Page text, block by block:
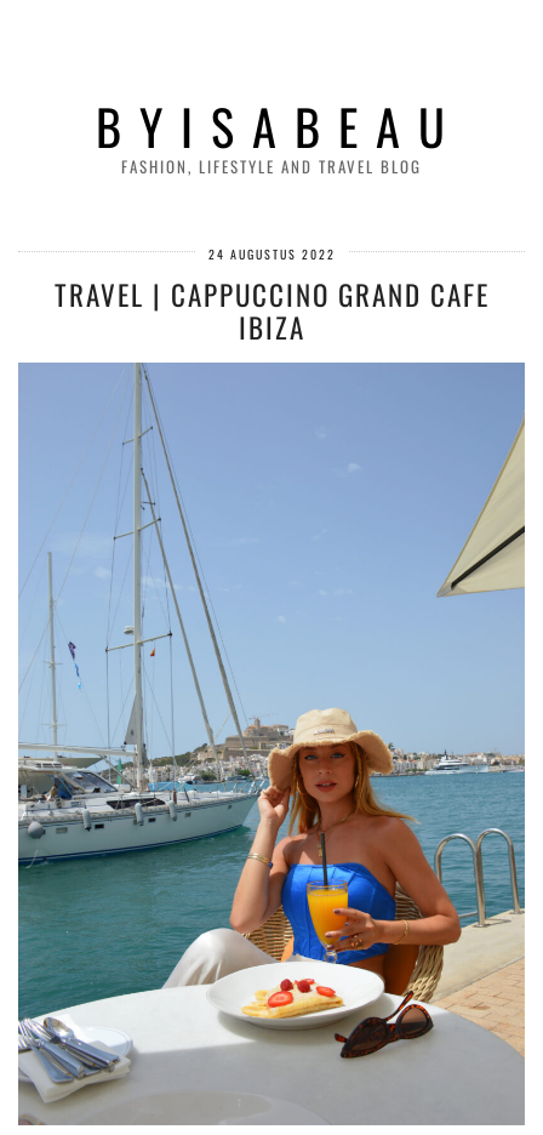
B Y I S A B E A U
FASHION, LIFESTYLE AND TRAVEL BLOG
24 AUGUSTUS 2022
TRAVEL | CAPPUCCINO GRAND CAFE
IBIZA